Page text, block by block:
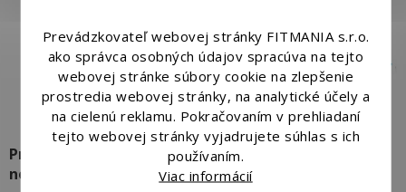
Prevádzkovateľ webovej stránky FITMANIA s.r.o.
ako správca osobných údajov spracúva na tejto
webovej stránke súbory cookie na zlepšenie
prostredia webovej stránky, na analytické účely a
na cielenú reklamu. Pokračovaním v prehliadaní
tejto webovej stránky vyjadrujete súhlas s ich
používaním.
Viac informácií
Prestieradlo je vyrobená z materiálu, ktorý získal
normu ÖKO-Tex